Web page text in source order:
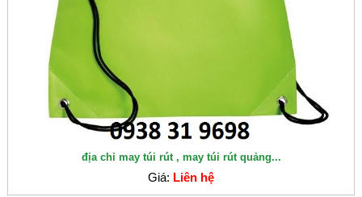
địa chỉ may túi rút , may túi rút quảng...
Giá: Liên hệ